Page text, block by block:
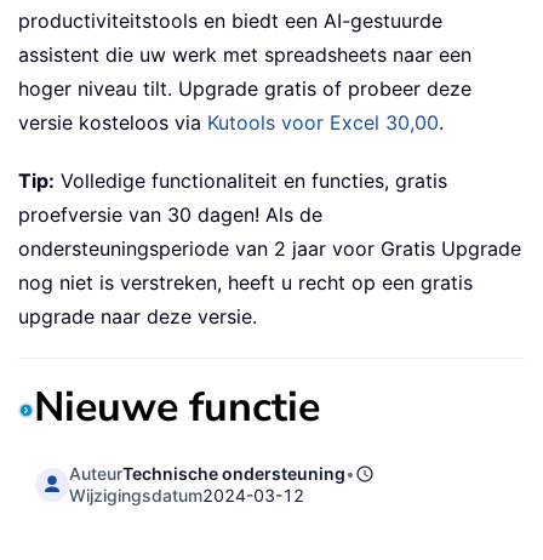
productiviteitstools en biedt een AI-gestuurde
assistent die uw werk met spreadsheets naar een
hoger niveau tilt. Upgrade gratis of probeer deze
versie kosteloos via Kutools voor Excel 30,00.
Tip: Volledige functionaliteit en functies, gratis
proefversie van 30 dagen! Als de
ondersteuningsperiode van 2 jaar voor Gratis Upgrade
nog niet is verstreken, heeft u recht op een gratis
upgrade naar deze versie.
Nieuwe functie
AuteurTechnische ondersteuning•
Wijzigingsdatum2024-03-12